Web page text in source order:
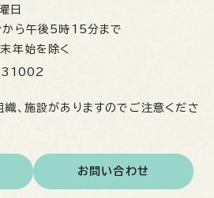
日
ら午後5時15分まで
年始を除く
、施設がありますのでご注意くださ
お問い合わせ